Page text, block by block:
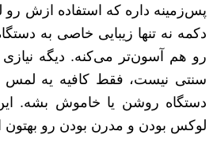
پس‌زمینه داره که استفاده ازش
دکمه نه تنها زیبایی خاصی به
رو هم آسون‌تر می‌کنه. دیگه
سنتی نیست، فقط کافیه یه لمس
دستگاه روشن یا خاموش بشه.
لوکس بودن و مدرن بودن رو بهتون